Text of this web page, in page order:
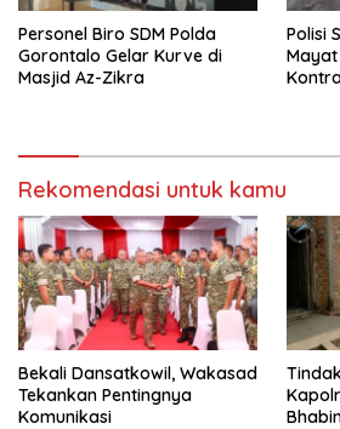
Personel Biro SDM Polda
Gorontalo Gelar Kurve di
Masjid Az-Zikra
Polisi
Rekomendasi untuk kamu
Bekali Dansatkowil, Wakasad
Tekankan Pentingnya
Komunikasi